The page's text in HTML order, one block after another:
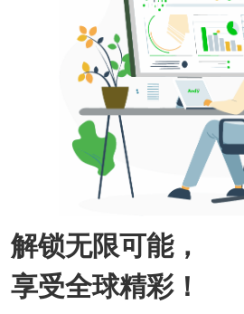
解锁无限可能，
享受全球精彩！